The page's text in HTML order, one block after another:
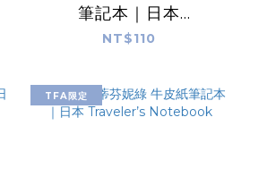
筆記本｜日本
Traveler’s Notebook
NT$110
TFA限定